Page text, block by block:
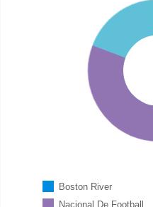
Boston River
Nacional De Football